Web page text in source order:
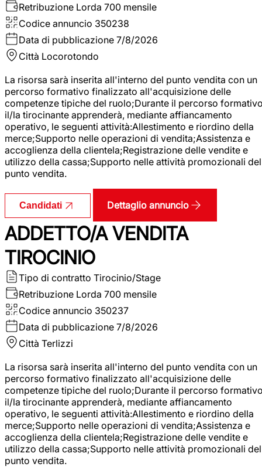
Retribuzione Lorda 700 mensile
Codice annuncio 350238
Data di pubblicazione 7/8/2026
Città Locorotondo
La risorsa sarà inserita all'interno del punto vendita con un
percorso formativo finalizzato all'acquisizione delle
competenze tipiche del ruolo;Durante il percorso
il/la tirocinante apprenderà, mediante affiancamento
operativo, le seguenti attività:Allestimento e riordino della
merce;Supporto nelle operazioni di vendita;Assistenza e
accoglienza della clientela;Registrazione delle vendite e
utilizzo della cassa;Supporto nelle attività promozionali del
punto vendita.
Candidati Dettaglio annuncio
ADDETTO/A VENDITA
TIROCINIO
Tipo di contratto Tirocinio/Stage
Retribuzione Lorda 700 mensile
Codice annuncio 350237
Data di pubblicazione 7/8/2026
Città Terlizzi
La risorsa sarà inserita all'interno del punto vendita con un
percorso formativo finalizzato all'acquisizione delle
competenze tipiche del ruolo;Durante il percorso
il/la tirocinante apprenderà, mediante affiancamento
operativo, le seguenti attività:Allestimento e riordino della
merce;Supporto nelle operazioni di vendita;Assistenza e
accoglienza della clientela;Registrazione delle vendite e
utilizzo della cassa;Supporto nelle attività promozionali del
punto vendita.